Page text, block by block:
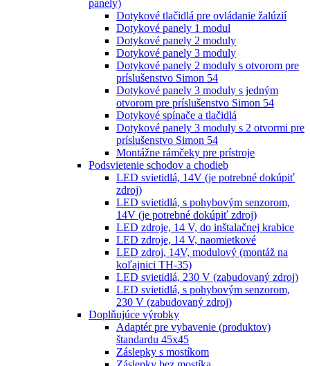
panely)
Dotykové tlačidlá pre ovládanie žalúzií
Dotykové panely 1 modul
Dotykové panely 2 moduly
Dotykové panely 3 moduly
Dotykové panely 2 moduly s otvorom pre
príslušenstvo Simon 54
Dotykové panely 3 moduly s jedným
otvorom pre príslušenstvo Simon 54
Dotykové spínače a tlačidlá
Dotykové panely 3 moduly s 2 otvormi pre
príslušenstvo Simon 54
Montážne rámčeky pre prístroje
Podsvietenie schodov a chodieb
LED svietidlá, 14V (je potrebné dokúpiť
zdroj)
LED svietidlá, s pohybovým senzorom,
14V (je potrebné dokúpiť zdroj)
LED zdroje, 14 V, do inštalačnej krabice
LED zdroje, 14 V, naomietkové
LED zdroj, 14V, modulový (montáž na
koľajnici TH-35)
LED svietidlá, 230 V (zabudovaný zdroj)
LED svietidlá, s pohybovým senzorom,
230 V (zabudovaný zdroj)
Doplňujúce výrobky
Adaptér pre vybavenie (produktov)
štandardu 45x45
Záslepky s mostíkom